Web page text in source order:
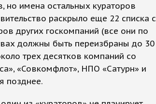
но имена остальных кураторов
раскрыло еще 22 списка с
других госкомпаний (все они по
должны быть переизбраны до 30
трех десятков компаний со
«Совкомфлот», НПО «Сатурн» и
позднее.